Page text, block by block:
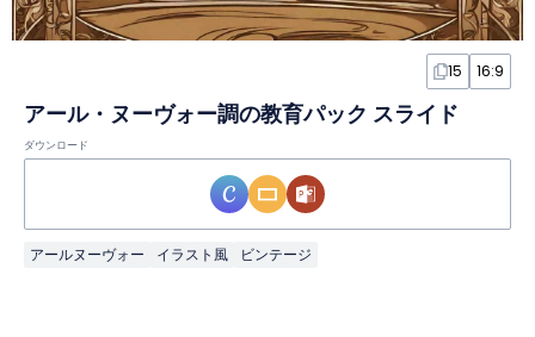
15 16:9
アール・ヌーヴォー調の教育パック スライド
ダウンロード
アールヌーヴォー イラスト風 ビンテージ